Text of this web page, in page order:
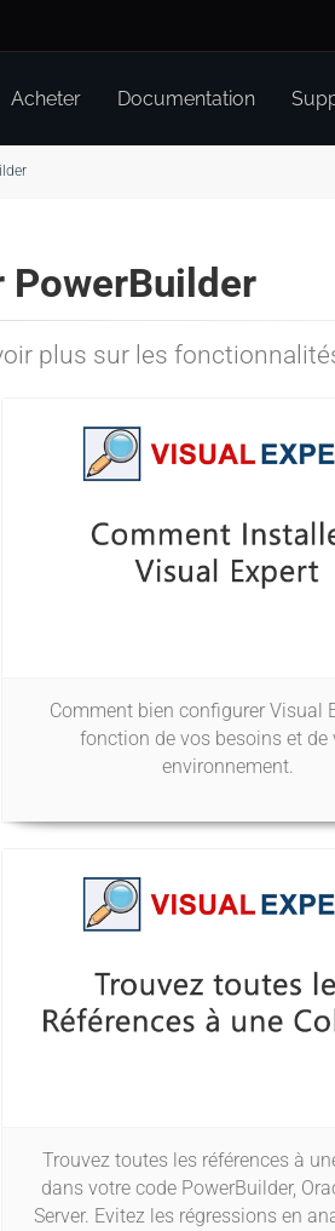
Acheter Documentation
PowerBuilder
plus sur les
Comment bien configurer Visual
fonction de vos besoins et de
environnement.
Trouvez toutes les références à
dans votre code PowerBuilder,
Server. Evitez les régressions en